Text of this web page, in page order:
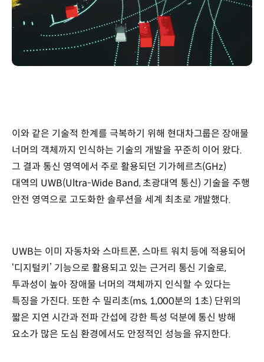
이와 같은 기술적 한계를 극복하기 위해 현대차그룹은 장애물
너머의 객체까지 인식하는 기술의 개발을 꾸준히 이어 왔다.
그 결과 통신 영역에서 주로 활용되던 기가헤르츠(GHz)
대역의 UWB(Ultra-Wide Band, 초광대역 통신) 기술을 주행
안전 영역으로 고도화한 솔루션을 세계 최초로 개발했다.
UWB는 이미 자동차와 스마트폰, 스마트 워치 등에 적용되어
‘디지털키’ 기능으로 활용되고 있는 근거리 통신 기술로,
투과성이 높아 장애물 너머의 객체까지 인식할 수 있다는
특징을 가진다. 또한 수 밀리초(ms, 1,000분의 1초) 단위의
짧은 지연 시간과 전파 간섭에 강한 특성 덕분에 통신 방해
요소가 많은 도심 환경에서도 안정적인 성능을 유지한다.